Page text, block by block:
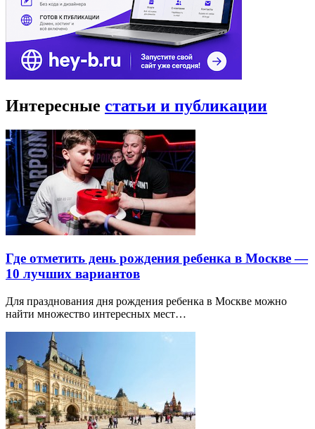
Интересные статьи и публикации
Где отметить день рождения ребенка в Москве —
10 лучших вариантов
Для празднования дня рождения ребенка в Москве можно
найти множество интересных мест…